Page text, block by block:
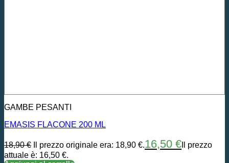
GAMBE PESANTI
EMASIS FLACONE 200 ML
18,90€ Il prezzo originale era: 18,90 €.16,50 € Il prezzo
attuale è: 16,50 €.